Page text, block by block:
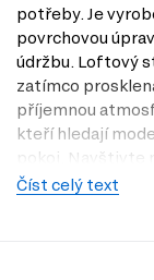
potřeby. Je
povrchovou
údržbu. Loftový
zatímco
příjemnou
kteří hledají
pokoj. Navštivte
tato sestava
Číst celý text